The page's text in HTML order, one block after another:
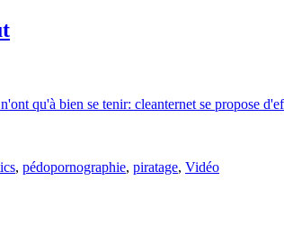
qu'à bien se tenir: cleanternet se propose
, pédopornographie, piratage, Vidéo